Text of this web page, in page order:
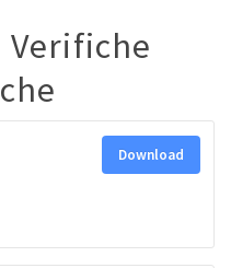
Download